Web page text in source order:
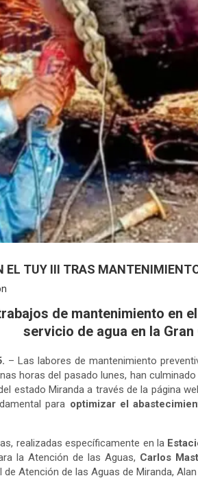
EL TUY III TRAS
de mantenimiento en
servicio de agua en la Gran
. – Las labores de mantenimiento
horas del pasado lunes, han
estado Miranda a través de la página
para optimizar el
realizadas específicamente en la
la Atención de las Aguas, Carlos Mast
Atención de las Aguas de Miranda, Alan